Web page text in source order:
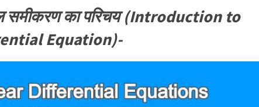
का परिचय (Introduction to
Equation)-